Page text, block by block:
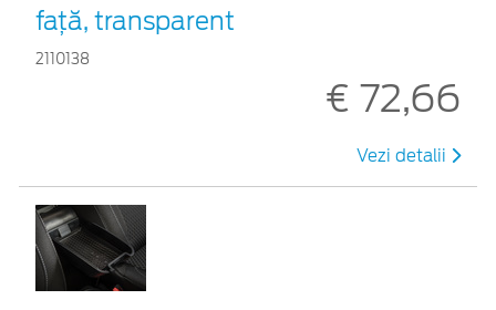
față, transparent
2110138
€ 72,66
Vezi detalii